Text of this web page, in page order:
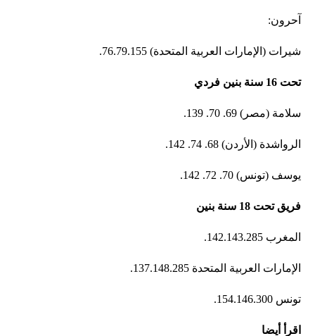
آحرون:
شيرات (الإمارات العربية المتحدة) 76.79.155.
تحت 16 سنة بنين فردي
سلامة (مصر) 69. 70. 139.
الرواشدة (الأردن) 68. 74. 142.
يوسف (تونس) 70. 72. 142.
فريق تحت 18 سنة بنين
المغرب 142.143.285.
الإمارات العربية المتحدة 137.148.285.
تونس 154.146.300.
اقرأ أيضا